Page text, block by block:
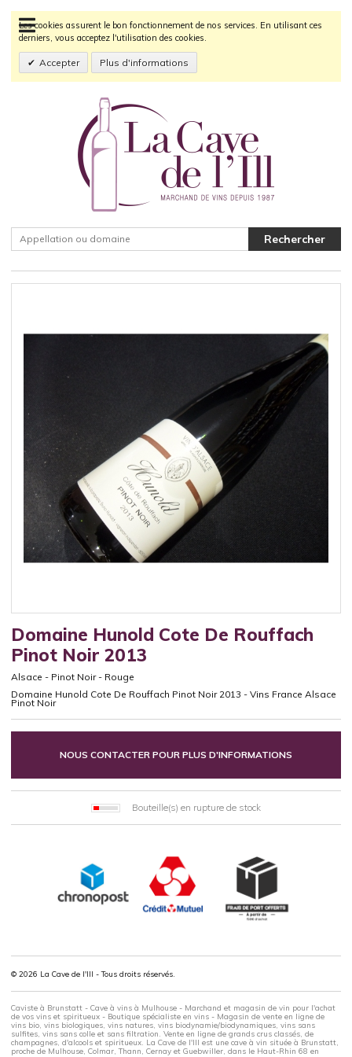
Les cookies assurent le bon fonctionnement de nos services. En utilisant ces
derniers, vous acceptez l'utilisation des cookies.
Accepter Plus d'informations
Domaine Hunold Cote De Rouffach
Pinot Noir 2013
Alsace - Pinot Noir- Rouge
Domaine Hunold Cote De Rouffach Pinot Noir 2013 - Vins France Alsace
Pinot Noir
NOUS CONTACTER POUR PLUS D'INFORMATIONS
Bouteille(s) en rupture de stock
© 2026 La Cave de l'Ill - Tous droits réservés.
Caviste à Brunstatt - Cave à vins à Mulhouse - Marchand et magasin de vin pour l'achat
de vos vins et spiritueux - Boutique spécialiste en vins - Magasin de vente en ligne de
vins bio, vins biologiques, vins natures, vins biodynamie/biodynamiques, vins sans
sulfites, vins sans colle et sans filtration. Vente en ligne de grands crus classés, de
champagnes, d'alcools et spiritueux. La Cave de l'Ill est une cave à vin située à Brunstatt,
proche de Mulhouse, Colmar, Thann, Cernay et Guebwiller, dans le Haut-Rhin 68 en